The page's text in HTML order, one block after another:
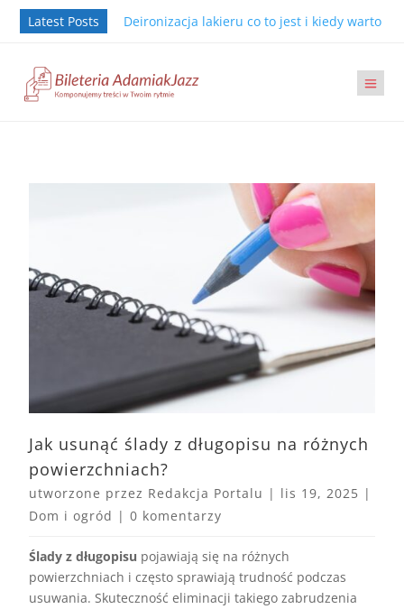
Latest Posts Deironizacja lakieru co to jest i kiedy warto ją
Jak usunąć ślady z długopisu na różnych
powierzchniach?
utworzone przez Redakcja Portalu | lis 19, 2025 |
Dom i ogród |0 komentarzy
Ślady z długopisu pojawiają się na różnych
powierzchniach i często sprawiają trudność podczas
usuwania. Skuteczność eliminacji takiego zabrudzenia